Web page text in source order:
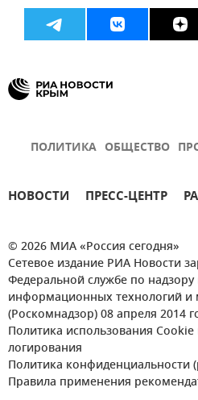
ПОЛИТИКА ОБЩЕСТВО
НОВОСТИ ПРЕСС-ЦЕНТР
© 2026 МИА «Россия сегодня»
Сетевое издание РИА Новости
Федеральной службе по надзору
информационных технологий
(Роскомнадзор) 08 апреля 2014
Политика использования
логирования
Политика конфиденциальности
Правила применения